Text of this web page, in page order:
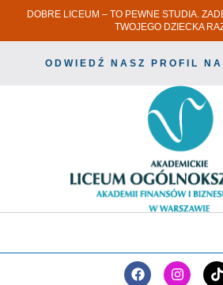
DOBRE LICEUM – TO PEWNE STUDIA.
TWOJEGO DZIECKA
ODWIEDŹ NASZ PROFIL